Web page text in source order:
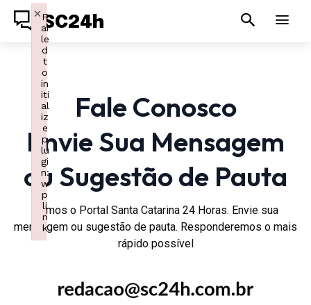
SC24h
Fale Conosco
Envie Sua Mensagem
ou Sugestão de Pauta
Somos o Portal Santa Catarina 24 Horas. Envie sua
mensagem ou sugestão de pauta. Responderemos o mais
rápido possível
F
ai
le
d
t
o
in
iti
al
iz
e
p
lu
gi
n:
w
p
li
n
k
×
Failed to initialize plugin: wplink